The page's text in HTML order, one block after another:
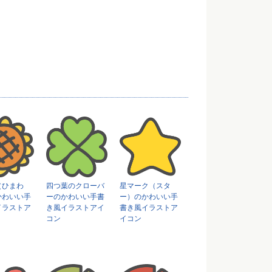
ひまわ
わいい手
ストア
四つ葉のクローバ
ーのかわいい手書
き風イラストアイ
コン
星マーク（スタ
ー）のかわいい手
書き風イラストア
イコン